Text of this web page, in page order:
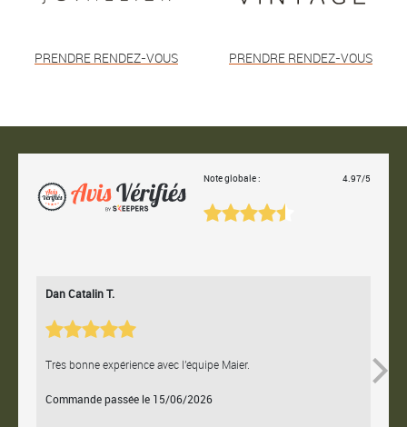
PRENDRE RENDEZ-VOUS PRENDRE RENDEZ-VOUS
Note globale : 4.97/5
Dan Catalin T.
Très bonne expérience avec l'équipe Maier.
Commande passée le 15/06/2026